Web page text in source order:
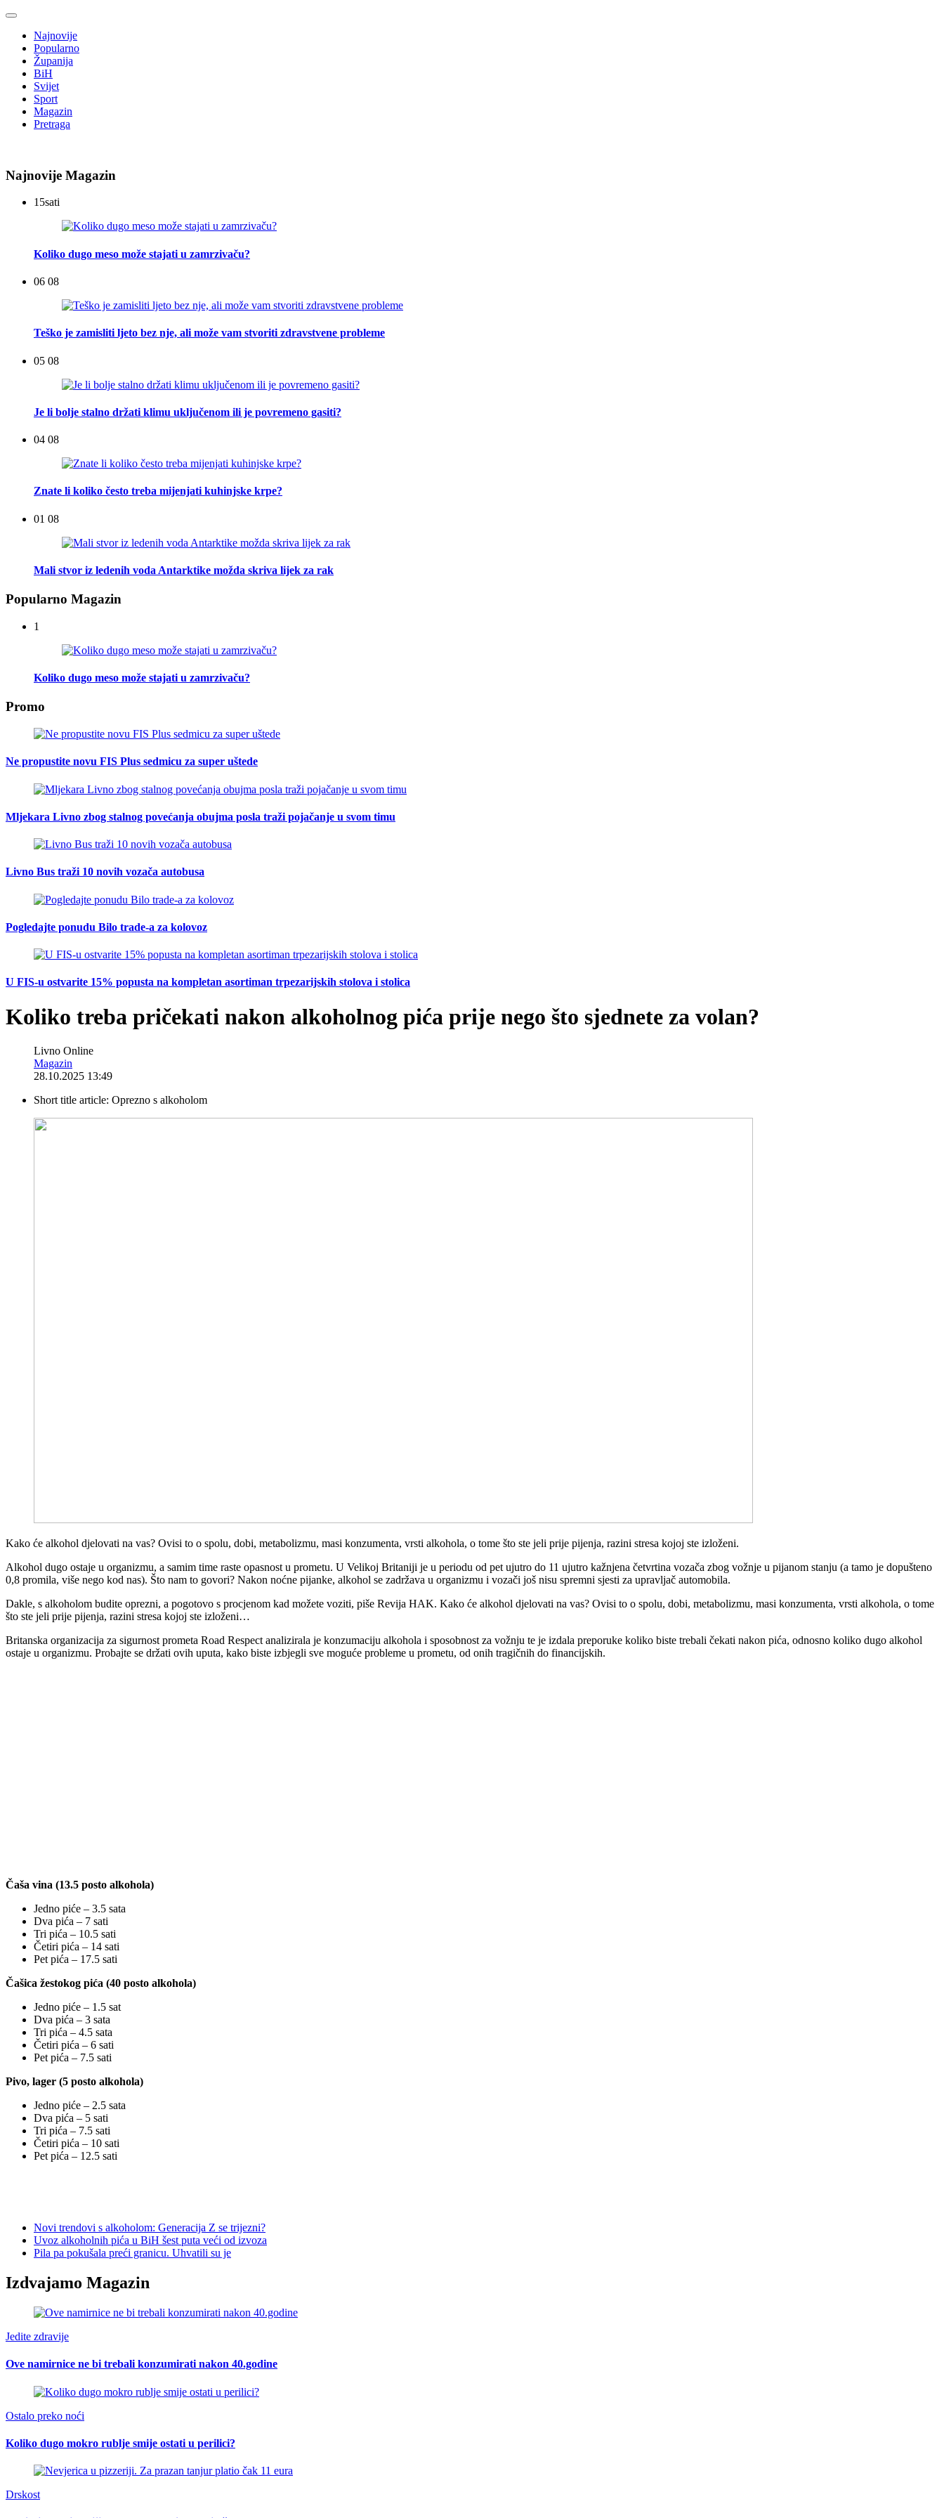
Najnovije
Popularno
Županija
BiH
Svijet
Sport
Magazin
Pretraga
Najnovije Magazin
15sati
Koliko dugo meso može stajati u zamrzivaču?
06 08
Teško je zamisliti ljeto bez nje, ali može vam stvoriti zdravstvene probleme
05 08
Je li bolje stalno držati klimu uključenom ili je povremeno gasiti?
04 08
Znate li koliko često treba mijenjati kuhinjske krpe?
01 08
Mali stvor iz ledenih voda Antarktike možda skriva lijek za rak
Popularno Magazin
1
Koliko dugo meso može stajati u zamrzivaču?
Promo
Ne propustite novu FIS Plus sedmicu za super uštede
Mljekara Livno zbog stalnog povećanja obujma posla traži pojačanje u svom timu
Livno Bus traži 10 novih vozača autobusa
Pogledajte ponudu Bilo trade-a za kolovoz
U FIS-u ostvarite 15% popusta na kompletan asortiman trpezarijskih stolova i stolica
Koliko treba pričekati nakon alkoholnog pića prije nego što sjednete za volan?
Livno Online
Magazin
28.10.2025 13:49
Short title article: Oprezno s alkoholom
Kako će alkohol djelovati na vas? Ovisi to o spolu, dobi, metabolizmu, masi konzumenta, vrsti alkohola, o tome što ste jeli prije pijenja, razini stresa kojoj ste izloženi.
Alkohol dugo ostaje u organizmu, a samim time raste opasnost u prometu. U Velikoj Britaniji je u periodu od pet ujutro do 11 ujutro kažnjena četvrtina vozača zbog vožnje u pijanom stanju (a tamo je dopušteno
0,8 promila, više nego kod nas). Što nam to govori? Nakon noćne pijanke, alkohol se zadržava u organizmu i vozači još nisu spremni sjesti za upravljač automobila.
Dakle, s alkoholom budite oprezni, a pogotovo s procjenom kad možete voziti, piše Revija HAK. Kako će alkohol djelovati na vas? Ovisi to o spolu, dobi, metabolizmu, masi konzumenta, vrsti alkohola, o tome
što ste jeli prije pijenja, razini stresa kojoj ste izloženi…
Britanska organizacija za sigurnost prometa Road Respect analizirala je konzumaciju alkohola i sposobnost za vožnju te je izdala preporuke koliko biste trebali čekati nakon pića, odnosno koliko dugo alkohol
ostaje u organizmu. Probajte se držati ovih uputa, kako biste izbjegli sve moguće probleme u prometu, od onih tragičnih do financijskih.
Čaša vina (13.5 posto alkohola)
Jedno piće – 3.5 sata
Dva pića – 7 sati
Tri pića – 10.5 sati
Četiri pića – 14 sati
Pet pića – 17.5 sati
Čašica žestokog pića (40 posto alkohola)
Jedno piće – 1.5 sat
Dva pića – 3 sata
Tri pića – 4.5 sata
Četiri pića – 6 sati
Pet pića – 7.5 sati
Pivo, lager (5 posto alkohola)
Jedno piće – 2.5 sata
Dva pića – 5 sati
Tri pića – 7.5 sati
Četiri pića – 10 sati
Pet pića – 12.5 sati
Novi trendovi s alkoholom: Generacija Z se trijezni?
Uvoz alkoholnih pića u BiH šest puta veći od izvoza
Pila pa pokušala preći granicu. Uhvatili su je
Izdvajamo Magazin
Jedite zdravije
Ove namirnice ne bi trebali konzumirati nakon 40.godine
Ostalo preko noći
Koliko dugo mokro rublje smije ostati u perilici?
Drskost